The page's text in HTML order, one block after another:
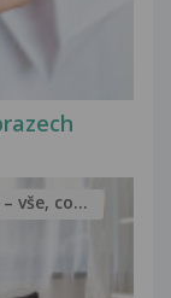
vše, co...